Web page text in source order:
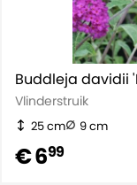
Buddleja davidii
Vlinderstruik
25 cm 9 cm
€ 699